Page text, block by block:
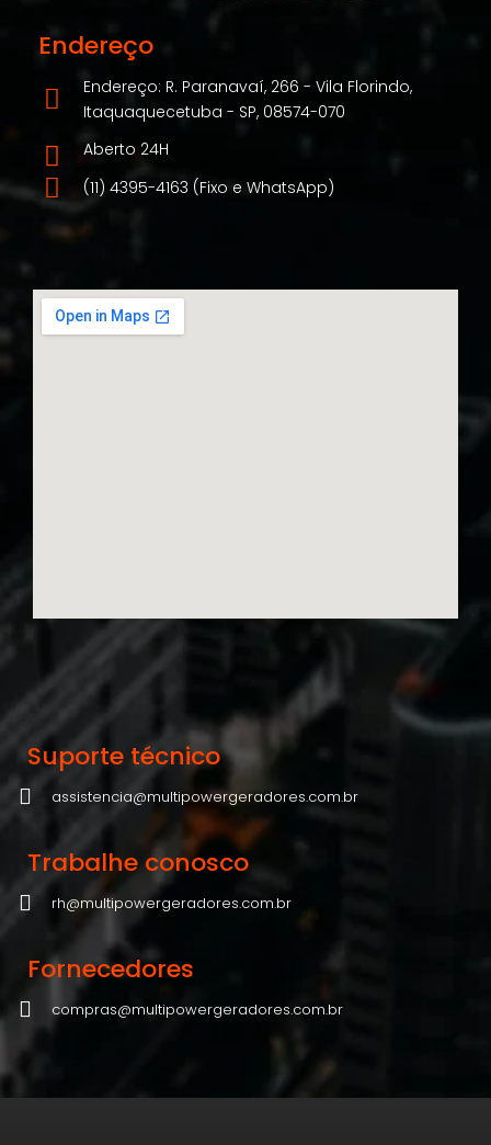
Endereço
Endereço: R. Paranavaí, 266 - Vila Florindo,
Itaquaquecetuba - SP, 08574-070
Aberto 24H
(11) 4395-4163 (Fixo e WhatsApp)
Suporte técnico
assistencia@multipowergeradores.com.br
Trabalhe conosco
rh@multipowergeradores.com.br
Fornecedores
compras@multipowergeradores.com.br